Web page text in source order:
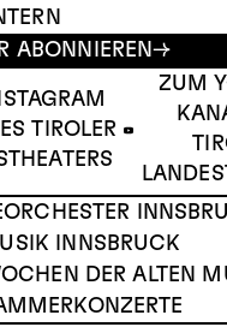
ABONNIEREN
TIROLER
ZUM
INNSBRUCK
DER ALTEN